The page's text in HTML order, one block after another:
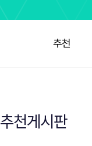
방명록
추천
추천게시판